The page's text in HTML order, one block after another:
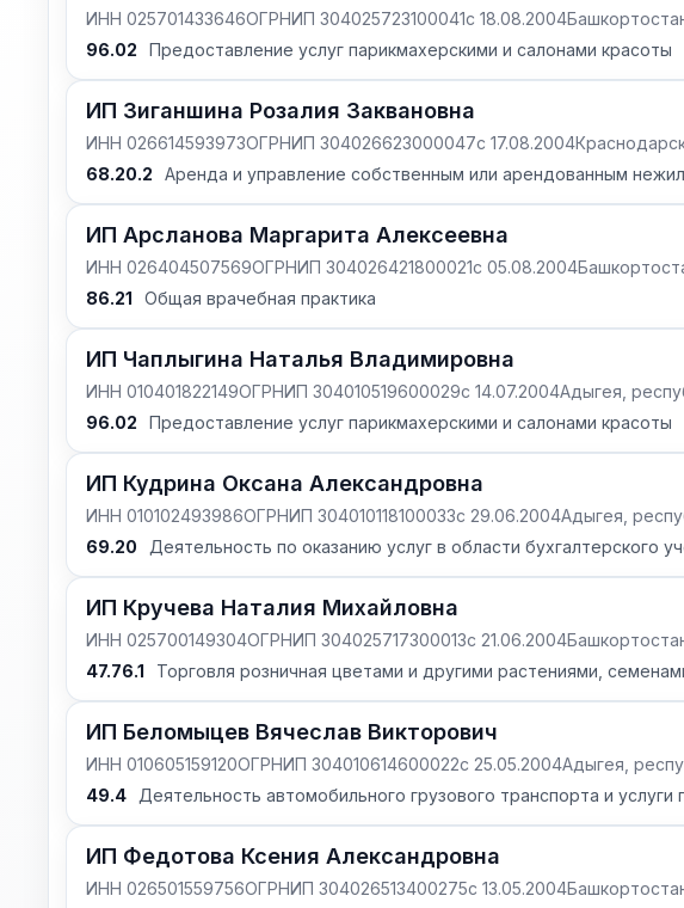
ИНН 025701433646ОГРНИП 304025723100041с 18.08.2004
96.02
Предоставление услуг парикмахерскими и салонами красоты
ИП Зиганшина Розалия Заквановна
ИНН 026614593973ОГРНИП 304026623000047с 17.08.2004
68.20.2
Аренда и управление собственным или арендованным
ИП Арсланова Маргарита Алексеевна
ИНН 026404507569ОГРНИП 304026421800021с 05.08.2004
86.21
Общая врачебная практика
ИП Чаплыгина Наталья Владимировна
ИНН 010401822149ОГРНИП 304010519600029с 14.07.2004Адыгея,
96.02
Предоставление услуг парикмахерскими и салонами красоты
ИП Кудрина Оксана Александровна
ИНН 010102493986ОГРНИП 304010118100033с 29.06.2004Адыгея,
69.20
Деятельность по оказанию услуг в области бухгалтерского
ИП Кручева Наталия Михайловна
ИНН 025700149304ОГРНИП 304025717300013с 21.06.2004
47.76.1
Торговля розничная цветами и другими растениями,
ИП Беломыцев Вячеслав Викторович
ИНН 010605159120ОГРНИП 304010614600022с 25.05.2004Адыгея,
49.4
Деятельность автомобильного грузового транспорта и услуги
ИП Федотова Ксения Александровна
ИНН 026501559756ОГРНИП 304026513400275с 13.05.2004